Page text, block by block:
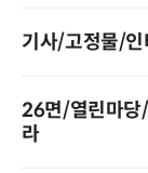
기사/고정물/인
26면/열린마당
라